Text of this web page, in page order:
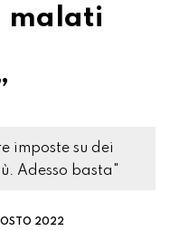
malati
imposte su dei
Adesso basta"
2022